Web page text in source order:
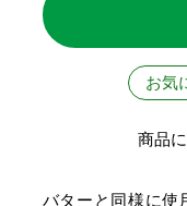
お気
商品
バターと同様に使